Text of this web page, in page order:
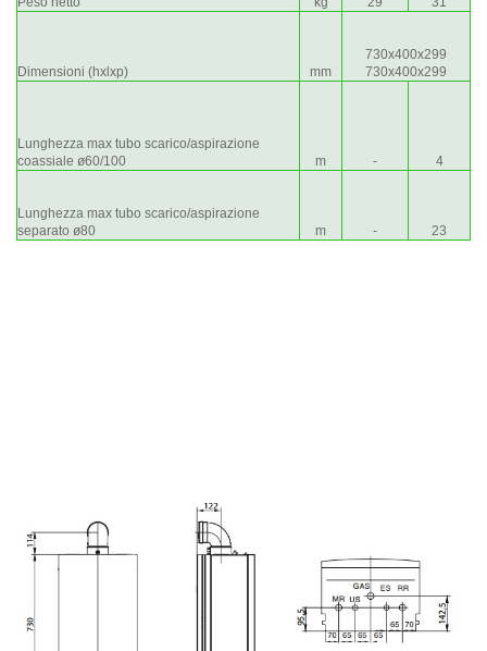
Dimensioni (hxlxp) mm
730x400x299
730x400x299
Lunghezza max tubo scarico/aspirazione
coassiale ø60/100
m - 4
Lunghezza max tubo scarico/aspirazione
separato ø80
m - 23